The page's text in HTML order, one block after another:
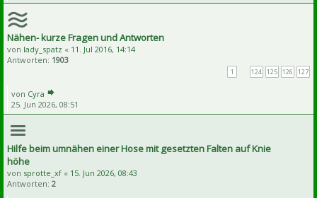
Nähen- kurze Fragen und Antworten
von lady_spatz « 11. Jul 2016, 14:14
Antworten: 1903
1 124 125 126 127
von Cyra
25. Jun 2026, 08:51
Hilfe beim umnähen einer Hose mit gesetzten Falten auf Knie
höhe
von sprotte_xf « 15. Jun 2026, 08:43
Antworten: 2